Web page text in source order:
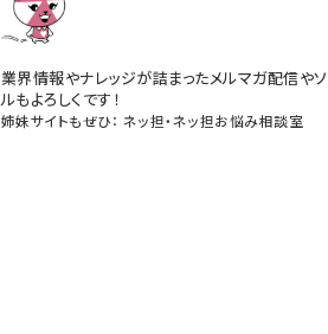
業界情報やナレッジが詰まったメルマガ配信や
ルもよろしくです！
姉妹サイトもぜひ： ネッ担・ネッ担お悩み相談室